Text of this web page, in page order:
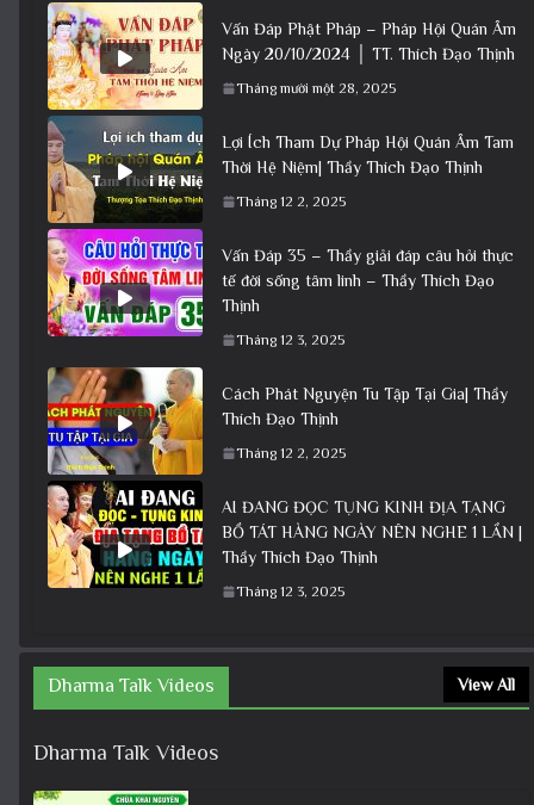
Vấn Đáp Phật Pháp – Pháp Hội Quán Âm
Ngày 20/10/2024 │ TT. Thích Đạo Thịnh
Tháng mười một 28, 2025
Lợi Ích Tham Dự Pháp Hội Quán Âm Tam
Thời Hệ Niệm| Thầy Thích Đạo Thịnh
Tháng 12 2, 2025
Vấn Đáp 35 – Thầy giải đáp câu hỏi thực
tế đời sống tâm linh – Thầy Thích Đạo
Thịnh
Tháng 12 3, 2025
Cách Phát Nguyện Tu Tập Tại Gia| Thầy
Thích Đạo Thịnh
Tháng 12 2, 2025
AI ĐANG ĐỌC TỤNG KINH ĐỊA TẠNG
BỒ TÁT HÀNG NGÀY NÊN NGHE 1 LẦN |
Thầy Thích Đạo Thịnh
Tháng 12 3, 2025
Dharma Talk Videos View All
Dharma Talk Videos